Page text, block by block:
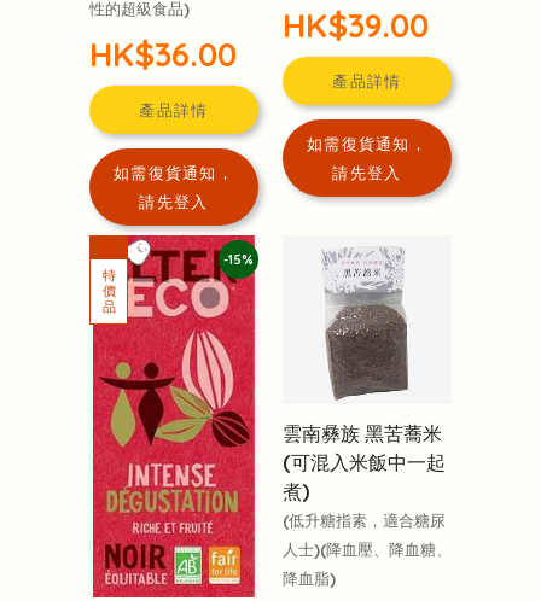
性的超級食品)
HK$36.00
產品詳情
如需復貨通知，
請先登入
HK$39.00
產品詳情
如需復貨通知，
請先登入
-15%
雲南彝族 黑苦蕎米
(可混入米飯中一起
煮)
(低升糖指素，適合糖尿
人士)(降血壓、降血糖、
降血脂)